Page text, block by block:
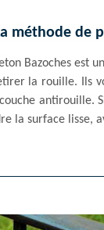
méthode de
Bazoches est
la rouille. Ils
antirouille.
la surface lisse,